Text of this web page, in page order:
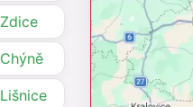
Zdice
Chýně
Lišnice